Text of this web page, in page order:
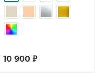
10 900₽